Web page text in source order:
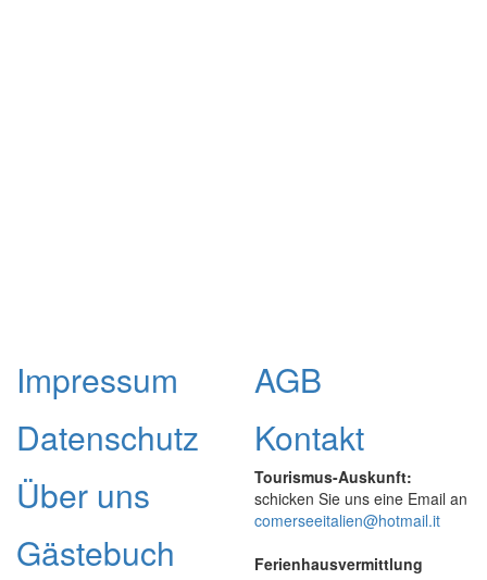
Impressum
Datenschutz
Über uns
Gästebuch
AGB
Kontakt
Tourismus-Auskunft:
schicken Sie uns eine Email an
comerseeitalien@hotmail.it
Ferienhausvermittlung